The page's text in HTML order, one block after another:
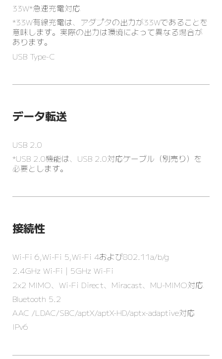
33W*急速充電対応
*33W有線充電は、アダプタの出力が33Wであることを
意味します。実際の出力は環境によって異なる場合が
あります。
USB Type-C
データ転送
USB 2.0
*USB 2.0機能は、USB 2.0対応ケーブル（別売り）を
必要とします。
接続性
Wi-Fi 6，Wi-Fi 5，Wi-Fi 4および802.11a/b/g
2.4GHz Wi-Fi | 5GHz Wi-Fi
2x2 MIMO、Wi-Fi Direct、Miracast、MU-MIMO対応
Bluetooth 5.2
AAC /LDAC/SBC/aptX/aptX-HD/aptx-adaptive対応
IPv6